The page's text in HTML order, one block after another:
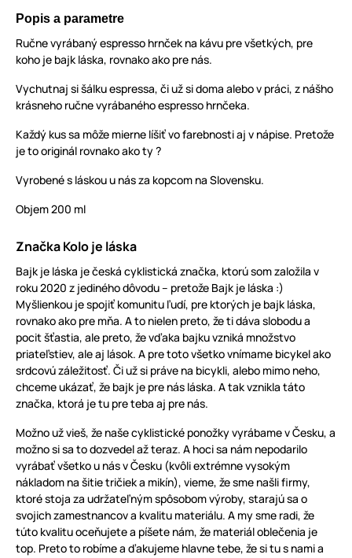
Popis a parametre
Ručne vyrábaný espresso hrnček na kávu pre všetkých, pre
koho je bajk láska, rovnako ako pre nás.
Vychutnaj si šálku espressa, či už si doma alebo v práci, z nášho
krásneho ručne vyrábaného espresso hrnčeka.
Každý kus sa môže mierne líšiť vo farebnosti aj v nápise. Pretože
je to originál rovnako ako ty ?
Vyrobené s láskou u nás za kopcom na Slovensku.
Objem 200 ml
Značka Kolo je láska
Bajk je láska je česká cyklistická značka, ktorú som založila v
roku 2020 z jediného dôvodu – pretože Bajk je láska :)
Myšlienkou je spojiť komunitu ľudí, pre ktorých je bajk láska,
rovnako ako pre mňa. A to nielen preto, že ti dáva slobodu a
pocit šťastia, ale preto, že vďaka bajku vzniká množstvo
priateľstiev, ale aj lások. A pre toto všetko vnímame bicykel ako
srdcovú záležitosť. Či už si práve na bicykli, alebo mimo neho,
chceme ukázať, že bajk je pre nás láska. A tak vznikla táto
značka, ktorá je tu pre teba aj pre nás.
Možno už vieš, že naše cyklistické ponožky vyrábame v Česku, a
možno si sa to dozvedel až teraz. A hoci sa nám nepodarilo
vyrábať všetko u nás v Česku (kvôli extrémne vysokým
nákladom na šitie tričiek a mikín), vieme, že sme našli firmy,
ktoré stoja za udržateľným spôsobom výroby, starajú sa o
svojich zamestnancov a kvalitu materiálu. A my sme radi, že
túto kvalitu oceňujete a píšete nám, že materiál oblečenia je
top. Preto to robíme a ďakujeme hlavne tebe, že si tu s nami a